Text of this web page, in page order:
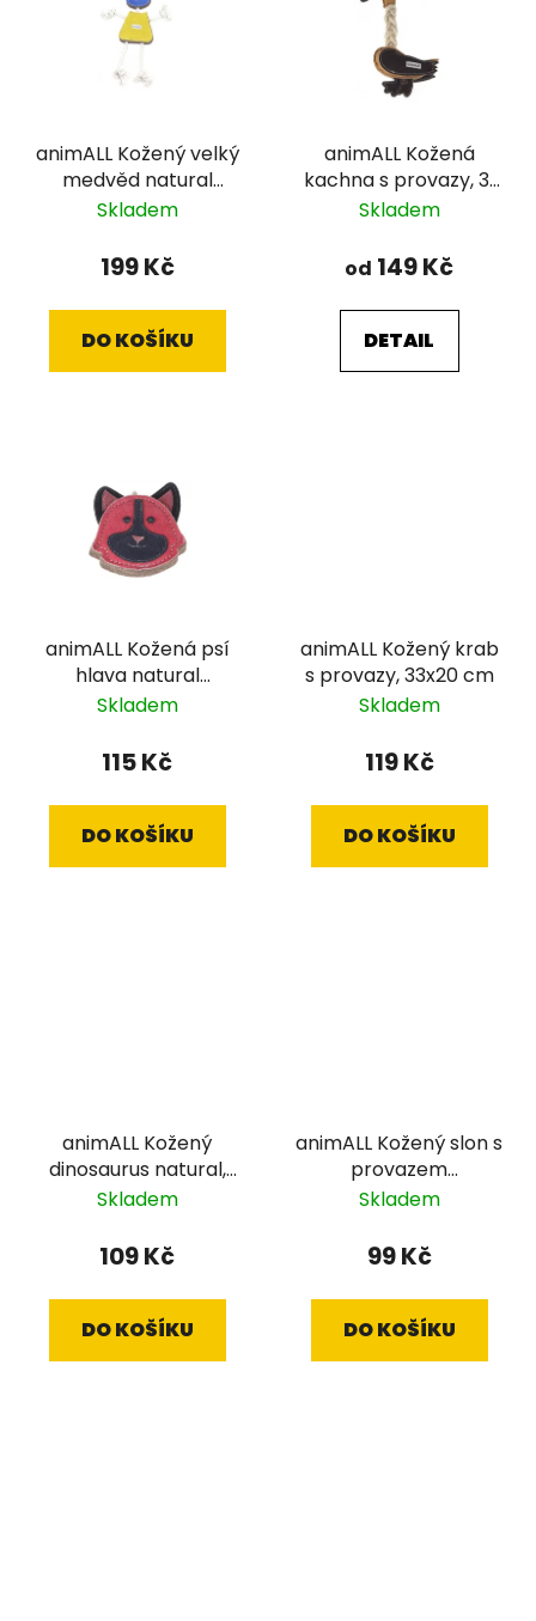
animALL Kožený velký
medvěd natural
podložený plstí, 35x22
Skladem
199 Kč
DO KOŠÍKU
animALL Kožená
kachna s provazy, 31
cm
Skladem
od 149 Kč
DETAIL
animALL Kožená psí
hlava natural
podložená plstí, 11x11,5
Skladem
115 Kč
DO KOŠÍKU
animALL Kožený krab
s provazy, 33x20 cm
Skladem
119 Kč
DO KOŠÍKU
animALL Kožený
dinosaurus natural,
20x18 cm
Skladem
109 Kč
DO KOŠÍKU
animALL Kožený slon s
provazem
přetahovadlo, 26,5
Skladem
99 Kč
DO KOŠÍKU